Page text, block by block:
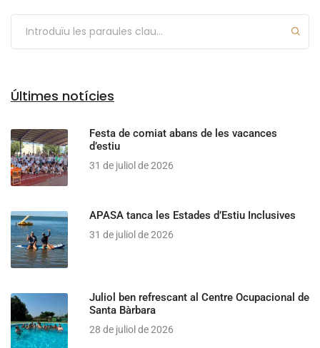
Últimes notícies
Festa de comiat abans de les vacances
d’estiu
31 de juliol de 2026
APASA tanca les Estades d’Estiu Inclusives
31 de juliol de 2026
Juliol ben refrescant al Centre Ocupacional de
Santa Bàrbara
28 de juliol de 2026